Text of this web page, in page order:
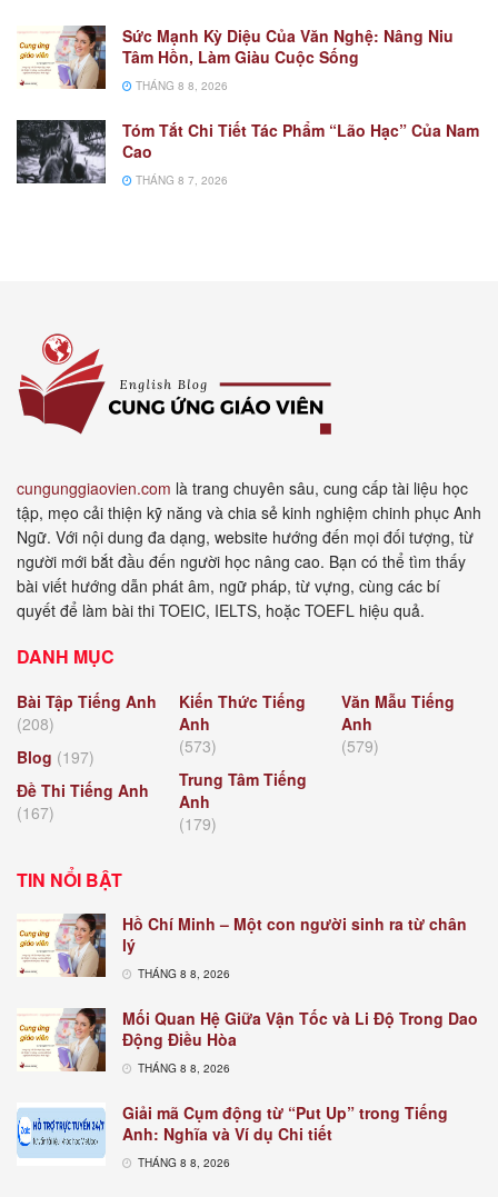
Sức Mạnh Kỳ Diệu Của Văn Nghệ: Nâng Niu
Tâm Hồn, Làm Giàu Cuộc Sống
THÁNG 8 8, 2026
Tóm Tắt Chi Tiết Tác Phẩm “Lão Hạc” Của Nam
Cao
THÁNG 8 7, 2026
cungunggiaovien.com là trang chuyên sâu, cung cấp tài liệu học
tập, mẹo cải thiện kỹ năng và chia sẻ kinh nghiệm chinh phục Anh
Ngữ. Với nội dung đa dạng, website hướng đến mọi đối tượng, từ
người mới bắt đầu đến người học nâng cao. Bạn có thể tìm thấy
bài viết hướng dẫn phát âm, ngữ pháp, từ vựng, cùng các bí
quyết để làm bài thi TOEIC, IELTS, hoặc TOEFL hiệu quả.
DANH MỤC
Bài Tập Tiếng Anh
(208)
Blog (197)
Đề Thi Tiếng Anh
(167)
Kiến Thức Tiếng
Anh
(573)
Trung Tâm Tiếng
Anh
(179)
Văn Mẫu Tiếng
Anh
(579)
TIN NỔI BẬT
Hồ Chí Minh – Một con người sinh ra từ chân
lý
THÁNG 8 8, 2026
Mối Quan Hệ Giữa Vận Tốc và Li Độ Trong Dao
Động Điều Hòa
THÁNG 8 8, 2026
Giải mã Cụm động từ “Put Up” trong Tiếng
Anh: Nghĩa và Ví dụ Chi tiết
THÁNG 8 8, 2026